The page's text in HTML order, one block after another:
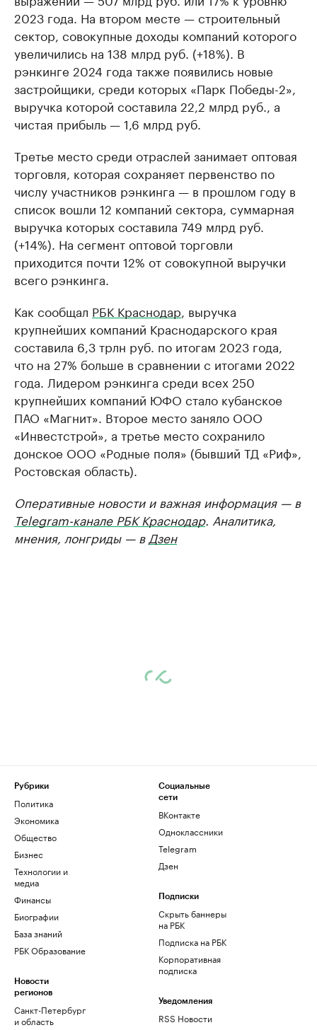
2023 года. На втором месте — строительный
сектор, совокупные доходы компаний которого
увеличились на 138 млрд руб. (+18%). В
рэнкинге 2024 года также появились новые
застройщики, среди которых «Парк Победы-2»,
выручка которой составила 22,2 млрд руб., а
чистая прибыль — 1,6 млрд руб.
Третье место среди отраслей занимает оптовая
торговля, которая сохраняет первенство по
числу участников рэнкинга — в прошлом году в
список вошли 12 компаний сектора, суммарная
выручка которых составила 749 млрд руб.
(+14%). На сегмент оптовой торговли
приходится почти 12% от совокупной выручки
всего рэнкинга.
Как сообщал РБК Краснодар , выручка
крупнейших компаний Краснодарского края
составила 6,3 трлн руб. по итогам 2023 года,
что на 27% больше в сравнении с итогами 2022
года. Лидером рэнкинга среди всех 250
крупнейших компаний ЮФО стало кубанское
ПАО «Магнит». Второе место заняло ООО
«Инвестстрой», а третье место сохранило
донское ООО «Родные поля» (бывший ТД «Риф»,
Ростовская область).
Оперативные новости и важная информация — в
Telegram-канале РБК Краснодар. Аналитика,
мнения, лонгриды — в Дзен
Рубрики
Политика
Экономика
Общество
Бизнес
Технологии и
медиа
Финансы
Биографии
База знаний
РБК Образование
Новости
регионов
Санкт-Петербург
и область
Социальные
сети
ВКонтакте
Одноклассники
Telegram
Дзен
Подписки
Скрыть баннеры
на РБК
Подписка на РБК
Корпоративная
подписка
Уведомления
RSS Новости